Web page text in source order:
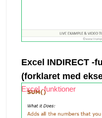
Excel INDIRECT -
(forklaret med
Excel -funktioner